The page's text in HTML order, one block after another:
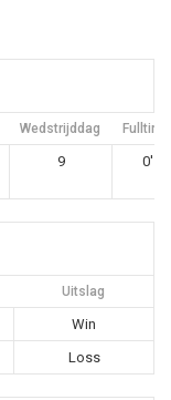
Wedstrijddag Fulltime
9 0'
Uitslag
Win
Loss